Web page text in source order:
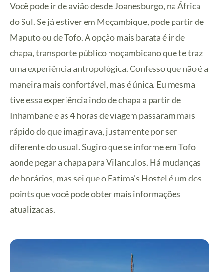
Você pode ir de avião desde Joanesburgo, na África
do Sul. Se já estiver em Moçambique, pode partir de
Maputo ou de Tofo. A opção mais barata é ir de
chapa, transporte público moçambicano que te traz
uma experiência antropológica. Confesso que não é a
maneira mais confortável, mas é única. Eu mesma
tive essa experiência indo de chapa a partir de
Inhambane e as 4 horas de viagem passaram mais
rápido do que imaginava, justamente por ser
diferente do usual. Sugiro que se informe em Tofo
aonde pegar a chapa para Vilanculos. Há mudanças
de horários, mas sei que o Fatima’s Hostel é um dos
points que você pode obter mais informações
atualizadas.